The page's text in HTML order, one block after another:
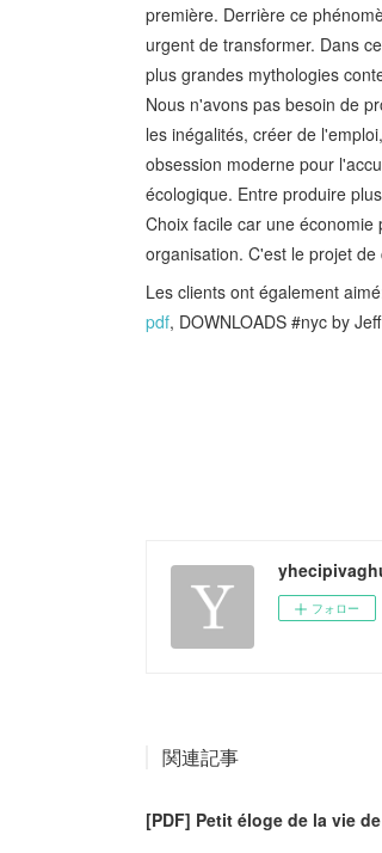
première. Derrière ce
urgent de transformer. Dans
plus grandes mythologies
Nous n'avons pas besoin de
les inégalités, créer de
obsession moderne pour
écologique. Entre produire
Choix facile car une
organisation. C'est le projet
Les clients ont également
pdf, DOWNLOADS #nyc by
フォロー
関連記事
[PDF] Petit éloge de la vie